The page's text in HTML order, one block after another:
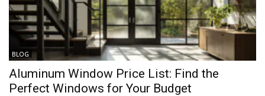
BLOG
Aluminum Window Price List: Find the
Perfect Windows for Your Budget